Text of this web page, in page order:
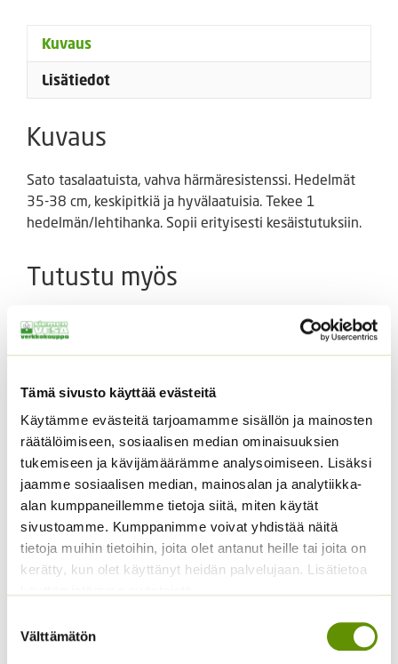
Tämä sivusto käyttää evästeitä
Käytämme evästeitä tarjoamamme sisällön ja mainosten
räätälöimiseen, sosiaalisen median ominaisuuksien
tukemiseen ja kävijämäärämme analysoimiseen. Lisäksi
jaamme sosiaalisen median, mainosalan ja analytiikka-
alan kumppaneillemme tietoja siitä, miten käytät
sivustoamme. Kumppanimme voivat yhdistää näitä
tietoja muihin tietoihin, joita olet antanut heille tai joita on
kerätty, kun olet käyttänyt heidän palvelujaan. Lisätietoa
valinta
Välttämätön
Kuvaus
Lisätiedot
Kuvaus
Sato tasalaatuista, vahva härmäresistenssi. Hedelmät
35-38 cm, keskipitkiä ja hyvälaatuisia. Tekee 1
hedelmän/lehtihanka. Sopii erityisesti kesäistutuksiin.
Tutustu myös
Paprika Californian
Wonder
Punajuuri Pablo F1
4,90 € Sisältää arvonlisäveron